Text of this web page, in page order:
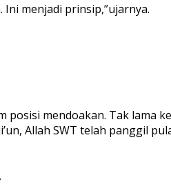
menjadi prinsip,”ujarnya.
posisi mendoakan. Tak lama
Allah SWT telah panggil